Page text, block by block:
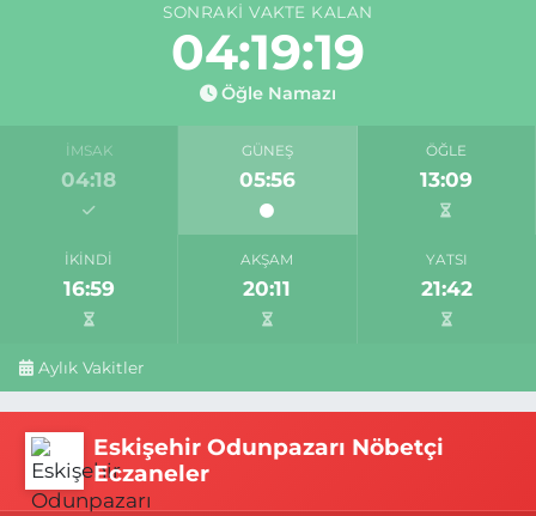
SONRAKI VAKTE KALAN
04:19:18
Öğle Namazı
İMSAK
04:18
GÜNEŞ
05:56
ÖĞLE
13:09
İKINDI
16:59
AKŞAM
20:11
YATSI
21:42
Aylık Vakitler
Eskişehir Odunpazarı Nöbetçi
Eczaneler